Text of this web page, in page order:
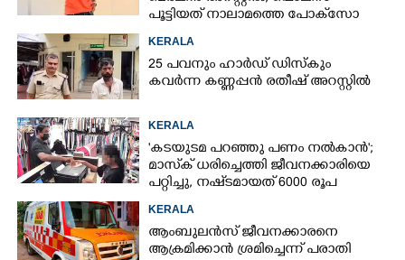
പൂട്ടിയത് നാലാമത്തെ പോക്‌സോ
KERALA
25 പവനും ഹാർഡ് ഡിസ്കും
കവർന്ന കണ്ണപ്പൻ രതീഷ് അറസ്റ്റിൽ
KERALA
'കടയുടമ പറഞ്ഞു പണം നൽകാൻ';
മാസ്‌ക് ധരിച്ചെത്തി ജീവനക്കാരിയെ
പറ്റിച്ചു, നഷ്‌ടമായത് 6000 രൂപ
KERALA
ആംബുലൻസ് ജീവനക്കാരനെ
ആക്രമിക്കാൻ ശ്രമിച്ചെന്ന് പരാതി